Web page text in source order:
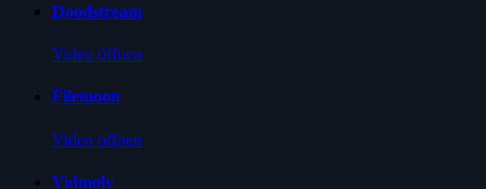
Doodstream
Video öffnen
Filemoon
Video öffnen
Vidmoly